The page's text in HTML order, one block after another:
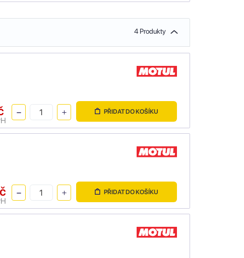
4 Produkty
PŘIDAT DO KOŠÍKU
PŘIDAT DO KOŠÍKU